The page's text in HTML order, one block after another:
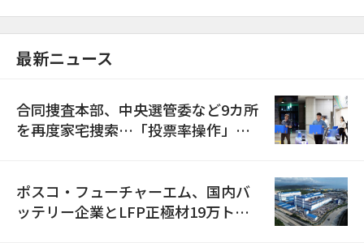
最新ニュース
合同捜査本部、中央選管委など9カ所
を再度家宅捜索…「投票率操作」の
ポスコ・フューチャーエム、国内バ
ッテリー企業とLFP正極材19万トン